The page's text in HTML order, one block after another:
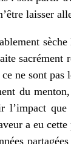
laisser
ne sont
du
l’impact
a eu